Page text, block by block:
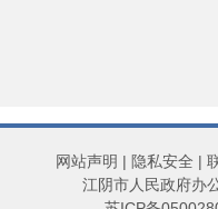
网站声明 | 隐私安全 |
江阴市人民政府办